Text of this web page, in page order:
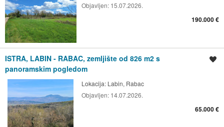
Objavljen: 15.07.2026.
190.000 €
ISTRA, LABIN - RABAC, zemljište od 826 m2 s
panoramskim pogledom
Lokacija: Labin, Rabac
Objavljen: 14.07.2026.
65.000 €